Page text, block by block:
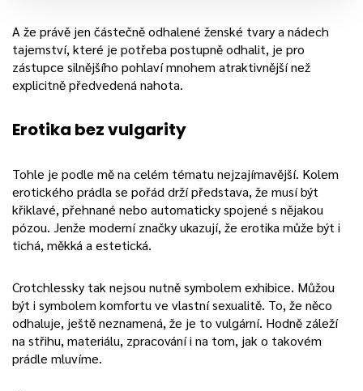
A že právě jen částečně odhalené ženské tvary a nádech
tajemství, které je potřeba postupně odhalit, je pro
zástupce silnějšího pohlaví mnohem atraktivnější než
explicitně předvedená nahota.
Erotika bez vulgarity
Tohle je podle mě na celém tématu nejzajímavější. Kolem
erotického prádla se pořád drží představa, že musí být
křiklavé, přehnané nebo automaticky spojené s nějakou
pózou. Jenže moderní značky ukazují, že erotika může být i
tichá, měkká a estetická.
Crotchlessky tak nejsou nutně symbolem exhibice. Můžou
být i symbolem komfortu ve vlastní sexualitě. To, že něco
odhaluje, ještě neznamená, že je to vulgární. Hodně záleží
na střihu, materiálu, zpracování i na tom, jak o takovém
prádle mluvíme.